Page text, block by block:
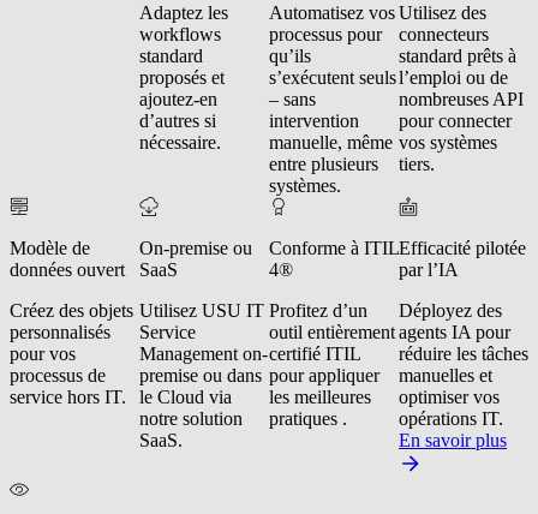
Adaptez les
workflows
standard
proposés et
ajoutez-en
d’autres si
nécessaire.
Automatisez vos
processus pour
qu’ils
s’exécutent seuls
– sans
intervention
manuelle, même
entre plusieurs
systèmes.
Utilisez des
connecteurs
standard prêts à
l’emploi ou de
nombreuses API
pour connecter
vos systèmes
tiers.
Modèle de
données ouvert
Créez des objets
personnalisés
pour vos
processus de
service hors IT.
On-premise ou
SaaS
Utilisez USU IT
Service
Management on-
premise ou dans
le Cloud via
notre solution
SaaS.
Conforme à ITIL
4®
Profitez d’un
outil entièrement
certifié ITIL
pour appliquer
les meilleures
pratiques .
Efficacité pilotée
par l’IA
Déployez des
agents IA pour
réduire les tâches
manuelles et
optimiser vos
opérations IT.
En savoir plus